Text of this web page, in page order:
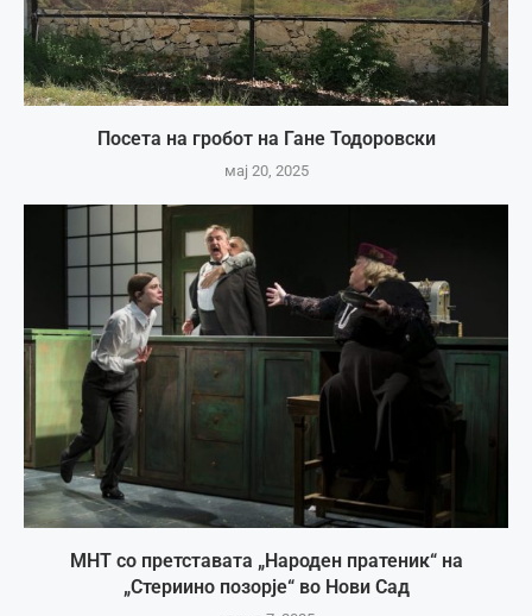
Посета на гробот на Гане Тодоровски
мај 20, 2025
МНТ со претставата „Народен пратеник“ на
„Стериино позорје“ во Нови Сад